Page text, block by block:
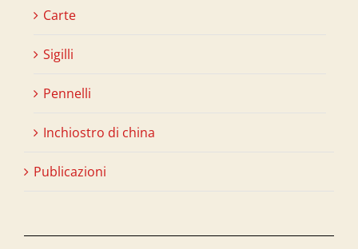
Carte
Sigilli
Pennelli
Inchiostro di china
Publicazioni